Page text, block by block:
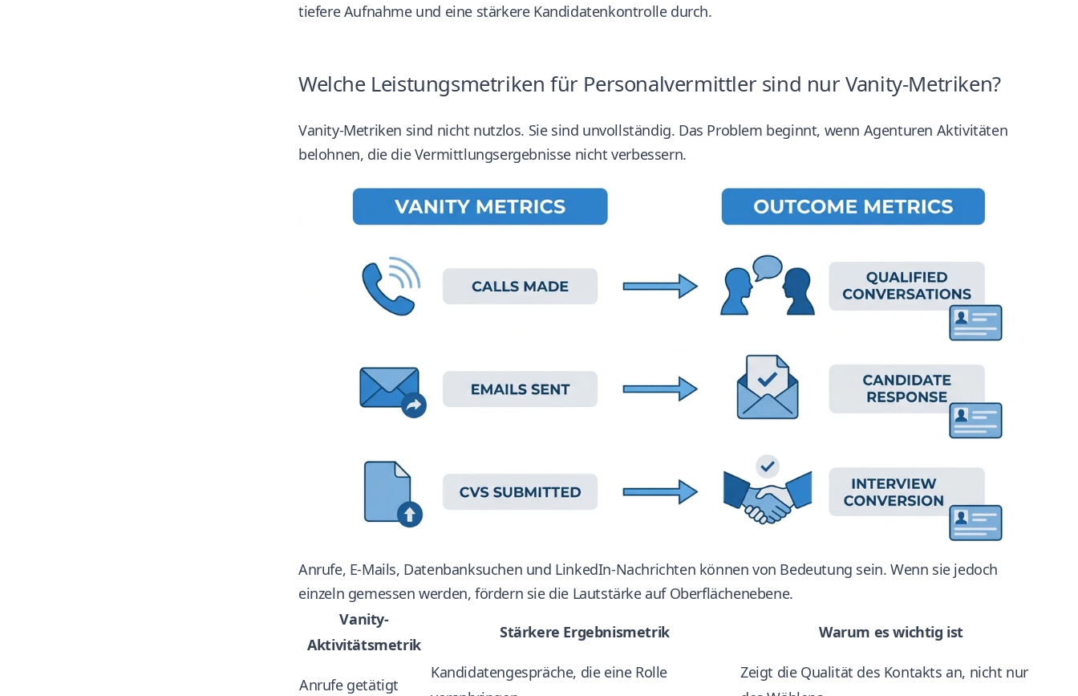
tiefere Aufnahme und eine stärkere Kandidatenkontrolle durch.
Welche Leistungsmetriken für Personalvermittler sind nur Vanity-Metriken?
Vanity-Metriken sind nicht nutzlos. Sie sind unvollständig. Das Problem beginnt, wenn Agenturen Aktivitäten
belohnen, die die Vermittlungsergebnisse nicht verbessern.
Anrufe, E-Mails, Datenbanksuchen und LinkedIn-Nachrichten können von Bedeutung sein. Wenn sie jedoch
einzeln gemessen werden, fördern sie die Lautstärke auf Oberflächenebene.
Vanity-
Aktivitätsmetrik
Stärkere Ergebnismetrik Warum es wichtig ist
Anrufe getätigt
Kandidatengespräche, die eine Rolle
Zeigt die Qualität des Kontakts an, nicht nur